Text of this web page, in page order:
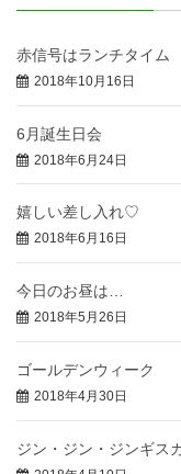
赤信号はランチタイム
2018年10月16日
6月誕生日会
2018年6月24日
嬉しい差し入れ♡
2018年6月16日
今日のお昼は…
2018年5月26日
ゴールデンウィーク
2018年4月30日
ジン・ジン・ジンギス